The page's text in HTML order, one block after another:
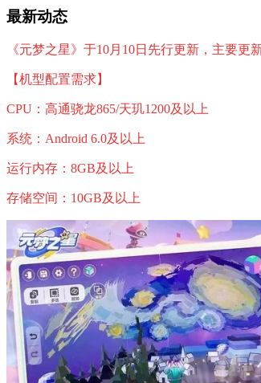
最新动态
《元梦之星》于10月10日先行更新，主要
【机型配置需求】
CPU：高通骁龙865/天玑1200及以上
系统：Android 6.0及以上
运行内存：8GB及以上
存储空间：10GB及以上